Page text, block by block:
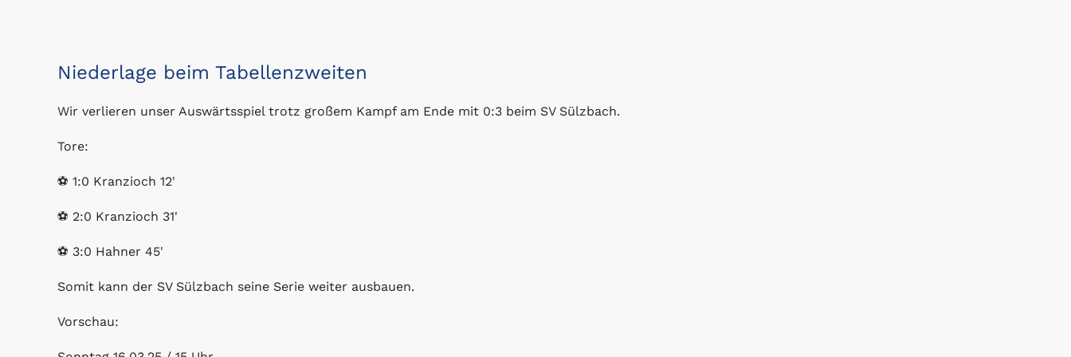
Niederlage beim Tabellenzweiten
Wir verlieren unser Auswärtsspiel trotz großem Kampf am Ende mit 0:3 beim SV Sülzbach.
Tore:
⚽️ 1:0 Kranzioch 12'
⚽️ 2:0 Kranzioch 31'
⚽️ 3:0 Hahner 45'
Somit kann der SV Sülzbach seine Serie weiter ausbauen.
Vorschau: